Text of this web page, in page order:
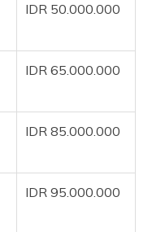
IDR 50.000.000
IDR 65.000.000
IDR 85.000.000
IDR 95.000.000